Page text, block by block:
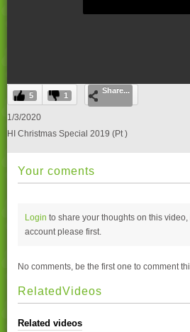
0
seconds
of
0
5 1
Share...
1/3/2020
HI Christmas Special 2019 (Pt )
Your coments
Login to share your thoughts on this
account please first.
No comments, be the first one to comment
RelatedVideos
Related videos